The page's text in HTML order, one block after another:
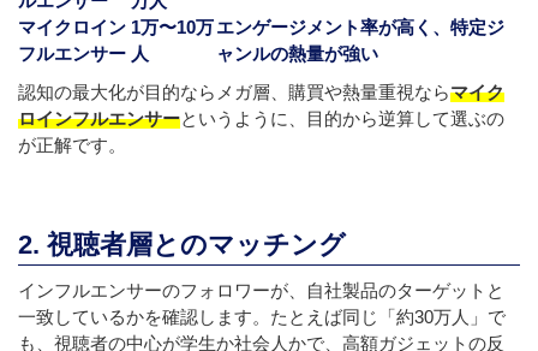
マイクロイン
フルエンサー
1万〜10万
人
エンゲージメント率が高く、特定ジ
ャンルの熱量が強い
認知の最大化が目的ならメガ層、購買や熱量重視ならマイク
ロインフルエンサーというように、目的から逆算して選ぶの
が正解です。
2. 視聴者層とのマッチング
インフルエンサーのフォロワーが、自社製品のターゲットと
一致しているかを確認します。たとえば同じ「約30万人」で
も、視聴者の中心が学生か社会人かで、高額ガジェットの反